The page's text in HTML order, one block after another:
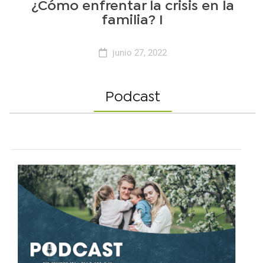
¿Cómo enfrentar la crisis en la
familia? I
junio 27, 2022
Podcast